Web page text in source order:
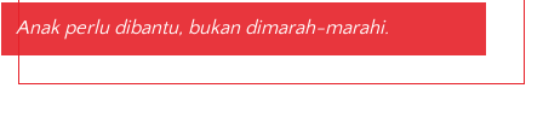
Anak perlu dibantu, bukan dimarah-marahi.